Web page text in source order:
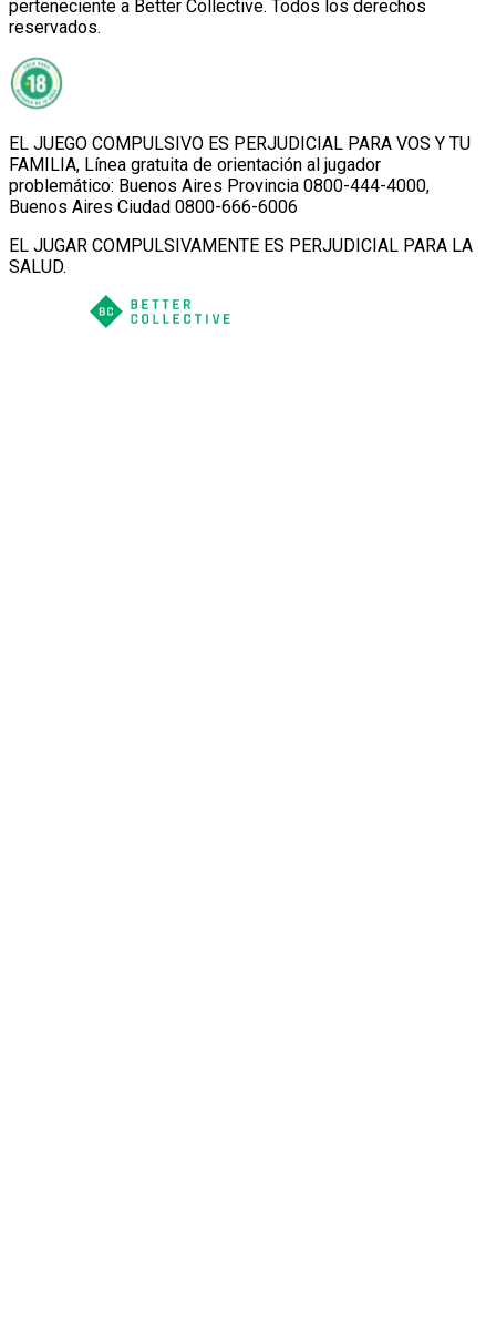
perteneciente a Better Collective. Todos los derechos
reservados.
EL JUEGO COMPULSIVO ES PERJUDICIAL PARA VOS Y TU
FAMILIA, Línea gratuita de orientación al jugador
problemático: Buenos Aires Provincia 0800-444-4000,
Buenos Aires Ciudad 0800-666-6006
EL JUGAR COMPULSIVAMENTE ES PERJUDICIAL PARA LA
SALUD.